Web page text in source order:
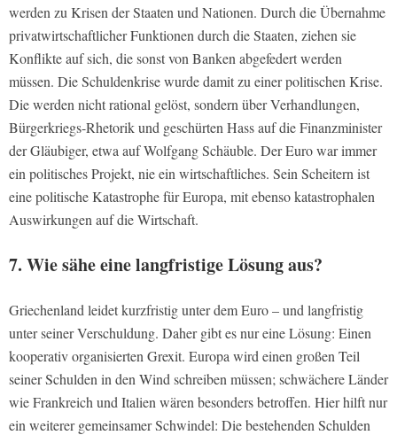
werden zu Krisen der Staaten und Nationen. Durch die Übernahme
privatwirtschaftlicher Funktionen durch die Staaten, ziehen sie
Konflikte auf sich, die sonst von Banken abgefedert werden
müssen. Die Schuldenkrise wurde damit zu einer politischen Krise.
Die werden nicht rational gelöst, sondern über Verhandlungen,
Bürgerkriegs-Rhetorik und geschürten Hass auf die Finanzminister
der Gläubiger, etwa auf Wolfgang Schäuble. Der Euro war immer
ein politisches Projekt, nie ein wirtschaftliches. Sein Scheitern ist
eine politische Katastrophe für Europa, mit ebenso katastrophalen
Auswirkungen auf die Wirtschaft.
7. Wie sähe eine langfristige Lösung aus?
Griechenland leidet kurzfristig unter dem Euro – und langfristig
unter seiner Verschuldung. Daher gibt es nur eine Lösung: Einen
kooperativ organisierten Grexit. Europa wird einen großen Teil
seiner Schulden in den Wind schreiben müssen; schwächere Länder
wie Frankreich und Italien wären besonders betroffen. Hier hilft nur
ein weiterer gemeinsamer Schwindel: Die bestehenden Schulden